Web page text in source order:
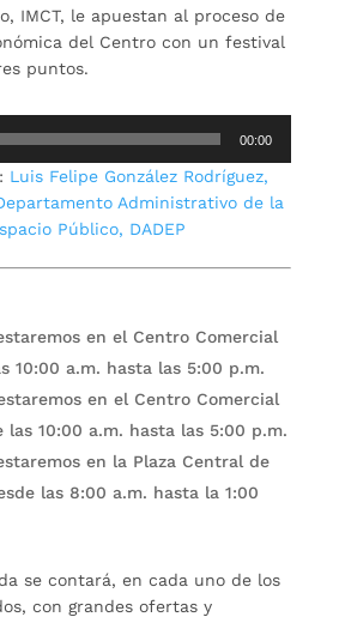
IMCT, le apuestan al proceso de
del Centro con un festival
puntos.
00:00
Luis Felipe González Rodríguez,
Administrativo de la
Público, DADEP
en el Centro Comercial
10:00 a.m. hasta las 5:00 p.m.
en el Centro Comercial
las 10:00 a.m. hasta las 5:00 p.m.
en la Plaza Central de
las 8:00 a.m. hasta la 1:00
se contará, en cada uno de los
con grandes ofertas y